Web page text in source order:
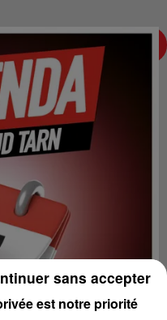
est notre priorité
sans accepter